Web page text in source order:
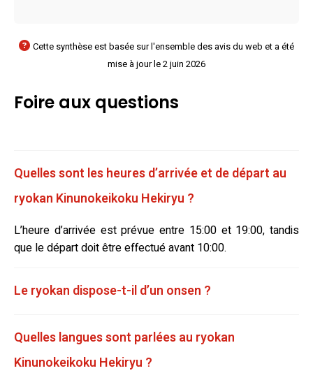
Cette synthèse est basée sur l'ensemble des avis du web et a été
mise à jour le 2 juin 2026
Foire aux questions
Quelles sont les heures d’arrivée et de départ au
ryokan Kinunokeikoku Hekiryu ?
L’heure d’arrivée est prévue entre 15:00 et 19:00, tandis
que le départ doit être effectué avant 10:00.
Le ryokan dispose-t-il d’un onsen ?
Quelles langues sont parlées au ryokan
Kinunokeikoku Hekiryu ?